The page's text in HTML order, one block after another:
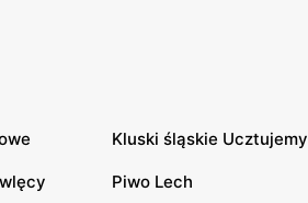
Kluski śląskie Ucztujemy
Piwo Lech